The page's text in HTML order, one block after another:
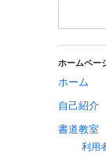
ホームペー
ホーム
自己紹介
書道教室
利用